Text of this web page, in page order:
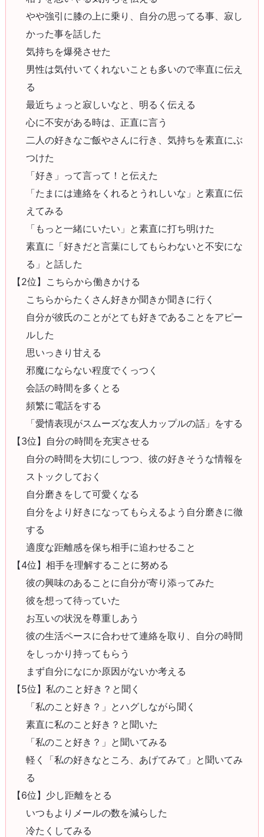
やや強引に膝の上に乗り、自分の思ってる事、寂し
かった事を話した
気持ちを爆発させた
男性は気付いてくれないことも多いので率直に伝え
る
最近ちょっと寂しいなと、明るく伝える
心に不安がある時は、正直に言う
二人の好きなご飯やさんに行き、気持ちを素直にぶ
つけた
「好き」って言って！と伝えた
「たまには連絡をくれるとうれしいな」と素直に伝
えてみる
「もっと一緒にいたい」と素直に打ち明けた
素直に「好きだと言葉にしてもらわないと不安にな
る」と話した
【2位】こちらから働きかける
こちらからたくさん好きか聞きか聞きに行く
自分が彼氏のことがとても好きであることをアピー
ルした
思いっきり甘える
邪魔にならない程度でくっつく
会話の時間を多くとる
頻繁に電話をする
「愛情表現がスムーズな友人カップルの話」をする
【3位】自分の時間を充実させる
自分の時間を大切にしつつ、彼の好きそうな情報を
ストックしておく
自分磨きをして可愛くなる
自分をより好きになってもらえるよう自分磨きに徹
する
適度な距離感を保ち相手に追わせること
【4位】相手を理解することに努める
彼の興味のあることに自分が寄り添ってみた
彼を想って待っていた
お互いの状況を尊重しあう
彼の生活ペースに合わせて連絡を取り、自分の時間
をしっかり持ってもらう
まず自分になにか原因がないか考える
【5位】私のこと好き？と聞く
「私のこと好き？」とハグしながら聞く
素直に私のこと好き？と聞いた
「私のこと好き？」と聞いてみる
軽く「私の好きなところ、あげてみて」と聞いてみ
る
【6位】少し距離をとる
いつもよりメールの数を減らした
冷たくしてみる